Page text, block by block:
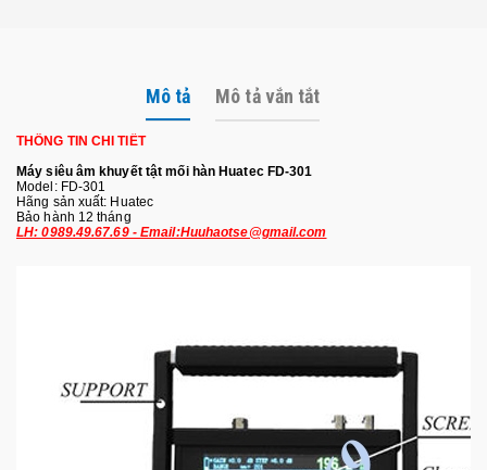
Mô tả Mô tả vắn tắt
THÔNG TIN CHI TIẾT
Máy siêu âm khuyết tật mối hàn Huatec FD-301
Model: FD-301
Hãng sản xuất: Huatec
Bảo hành 12 tháng
LH: 0989.49.67.69 - Email:Huuhaotse@gmail.com